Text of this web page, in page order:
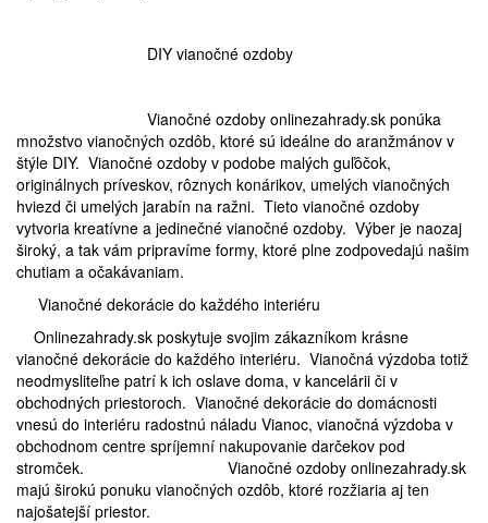
DIY vianočné ozdoby
Vianočné ozdoby onlinezahrady.sk ponúka
množstvo vianočných ozdôb, ktoré sú ideálne do aranžmánov v
štýle DIY. Vianočné ozdoby v podobe malých guľôčok,
originálnych príveskov, rôznych konárikov, umelých vianočných
hviezd či umelých jarabín na ražni. Tieto vianočné ozdoby
vytvoria kreatívne a jedinečné vianočné ozdoby. Výber je naozaj
široký, a tak vám pripravíme formy, ktoré plne zodpovedajú našim
chutiam a očakávaniam.
Vianočné dekorácie do každého interiéru
Onlinezahrady.sk poskytuje svojim zákazníkom krásne
vianočné dekorácie do každého interiéru. Vianočná výzdoba totiž
neodmysliteľne patrí k ich oslave doma, v kancelárii či v
obchodných priestoroch. Vianočné dekorácie do domácnosti
vnesú do interiéru radostnú náladu Vianoc, vianočná výzdoba v
obchodnom centre spríjemní nakupovanie darčekov pod
stromček. Vianočné ozdoby onlinezahrady.sk
majú širokú ponuku vianočných ozdôb, ktoré rozžiaria aj ten
najošatejší priestor.